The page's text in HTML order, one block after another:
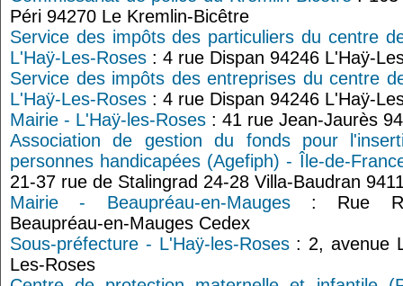
Péri 94270 Le Kremlin-Bicêtre
Service des impôts des particuliers du centre
L'Haÿ-Les-Roses : 4 rue Dispan 94246 L'Haÿ-
Service des impôts des entreprises du centre
L'Haÿ-Les-Roses : 4 rue Dispan 94246 L'Haÿ-
Mairie - L'Haÿ-les-Roses : 41 rue Jean-Jaurès
Association de gestion du fonds pour
personnes handicapées (Agefiph) - Île-de-
21-37 rue de Stalingrad 24-28 Villa-Baudran
Mairie - Beaupréau-en-Mauges: Rue
Beaupréau-en-Mauges Cedex
Sous-préfecture - L'Haÿ-les-Roses: 2, avenue
Les-Roses